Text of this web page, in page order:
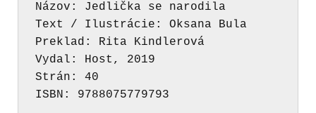
Názov: Jedlička se narodila
Text / Ilustrácie: Oksana Bula
Preklad: Rita Kindlerová
Vydal: Host, 2019
Strán: 40
ISBN: 9788075779793